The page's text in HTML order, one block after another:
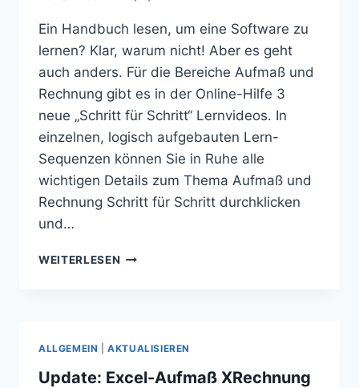
Ein Handbuch lesen, um eine Software zu
lernen? Klar, warum nicht! Aber es geht
auch anders. Für die Bereiche Aufmaß und
Rechnung gibt es in der Online-Hilfe 3
neue „Schritt für Schritt“ Lernvideos. In
einzelnen, logisch aufgebauten Lern-
Sequenzen können Sie in Ruhe alle
wichtigen Details zum Thema Aufmaß und
Rechnung Schritt für Schritt durchklicken
und…
WEITERLESEN WEITERBILDUNG
ALLGEMEIN |AKTUALISIEREN
Update: Excel-Aufmaß XRechnung